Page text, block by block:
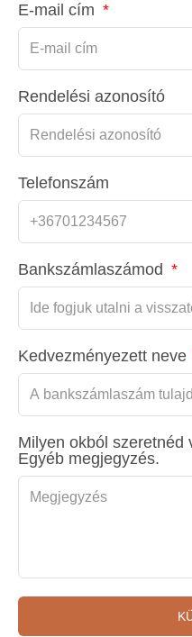
E-mail cím
Rendelési azonosító
Telefonszám
Bankszámlaszámod
Kedvezményezett neve
Milyen okból szeretnéd
Egyéb megjegyzés.